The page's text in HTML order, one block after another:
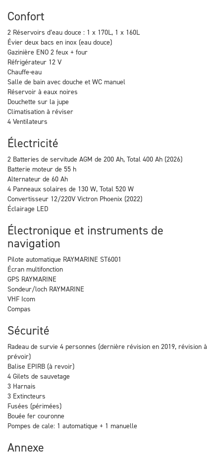
Confort
2 Réservoirs d’eau douce : 1 x 170L, 1 x 160L
Évier deux bacs en inox (eau douce)
Gazinière ENO 2 feux + four
Réfrigérateur 12 V
Chauffe-eau
Salle de bain avec douche et WC manuel
Réservoir à eaux noires
Douchette sur la jupe
Climatisation à réviser
4 Ventilateurs
Électricité
2 Batteries de servitude AGM de 200 Ah, Total 400 Ah (2026)
Batterie moteur de 55 h
Alternateur de 60 Ah
4 Panneaux solaires de 130 W, Total 520 W
Convertisseur 12/220V Victron Phoenix (2022)
Éclairage LED
Électronique et instruments de
navigation
Pilote automatique RAYMARINE ST6001
Écran multifonction
GPS RAYMARINE
Sondeur/loch RAYMARINE
VHF Icom
Compas
Sécurité
Radeau de survie 4 personnes (dernière révision en 2019, révision à
prévoir)
Balise EPIRB (à revoir)
4 Gilets de sauvetage
3 Harnais
3 Extincteurs
Fusées (périmées)
Bouée fer couronne
Pompes de cale: 1 automatique + 1 manuelle
Annexe